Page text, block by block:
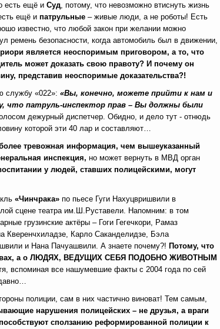
есть ещё и Суд, потому, что невозможно втиснуть жизнь
ещё и патрульные – живые люди, а не роботы! Есть
известно, что любой закон при желании можно
ремень безопасности, когда автомобиль был в движении,
является неоспоримым приговором, а то, что
может доказать свою правоту? И почему он
представив неоспоримые доказательства?!
службу «022»: «Вы, конечно, можете прийти к нам и
что патруль-инспектор прав – Вы должны были
дежурный диспетчер. Обидно, и дело тут - отнюдь
которой эти 40 лар и составляют…
тревожная информация, чем вышеуказанный
инспекция, но может вернуть в МВД орган
у людей, ставших полицейскими, могут
«Чинчрака» по пьесе Гуги Нахуцвришвили в
сцене театра им.Ш.Руставели. Напомним: в том
грузинские актёры – Гоги Гегечкори, Рамаз
Кверенчхиладзе, Карло Саканделидзе, Бэла
и Нана Пачуашвили. А знаете почему?! Потому, что
дэвах, а о ЛЮДЯХ, ВЕДУЩИХ СЕБЯ ПОДОБНО ЖИВОТНЫМ
вспоминая все нашумевшие факты с 2004 года по сей
полиции, сам в них частично виноват! Тем самым,
нарушения полицейских – не друзья, а враги
сползанию реформированной полиции к